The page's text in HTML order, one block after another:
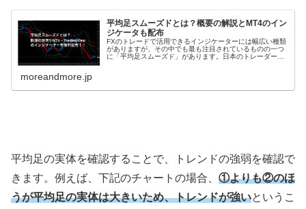
平均足スムーズドとは？概要の解説とMT4のイン
ジケータも配布
FXのトレードで活用できるインジケーターには幅広い種類
がありますが、その中でも最も注目されているものの一つ
に「平均足スムーズド」があります。日本のトレーダーの
moreandmore.jp
平均足の実体を確認することで、トレンドの強弱を確認で
きます。例えば、下記のチャートの場合、 ①よりも②のほ
うが平均足の実体は大きいため、トレンドが強いというこ